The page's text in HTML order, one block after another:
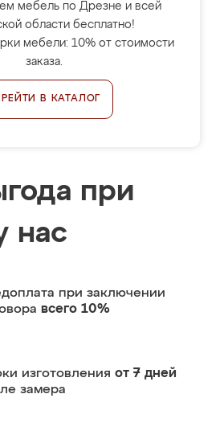
мебель по Дрезне и всей
области бесплатно!
мебели: 10% от стоимости
заказа.
В КАТАЛОГ
при
нас
при заключении
всего 10%
изготовления от 7 дней
замера